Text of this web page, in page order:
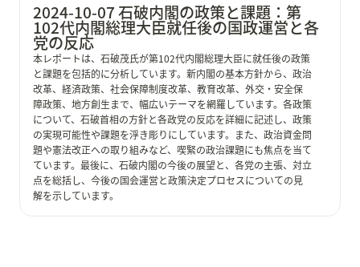
2024-10-07 石破内閣の政策と課題：第
102代内閣総理大臣就任後の国政運営と各
党の反応
本レポートは、石破茂氏が第102代内閣総理大臣に就任後の政策
と課題を包括的に分析しています。新内閣の基本方針から、政治
改革、経済政策、社会保障制度改革、教育改革、外交・安全保
障政策、地方創生まで、幅広いテーマを網羅しています。各政策
について、石破首相の方針と各政党の反応を詳細に記述し、政策
の実現可能性や課題を浮き彫りにしています。また、政治資金問
題や憲法改正への取り組みなど、喫緊の政治課題にも焦点を当て
ています。最後に、石破内閣の今後の展望と、各党の主張、対立
点を総括し、今後の国会運営と政策決定プロセスについての見
解を示しています。